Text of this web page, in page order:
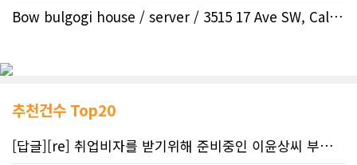
Bow bulgogi house / server / 3515 17 Ave SW, Calgar..
추천건수 Top20
[답글][re] 취업비자를 받기위해 준비중인 이윤상씨 부부께 드리는 편지